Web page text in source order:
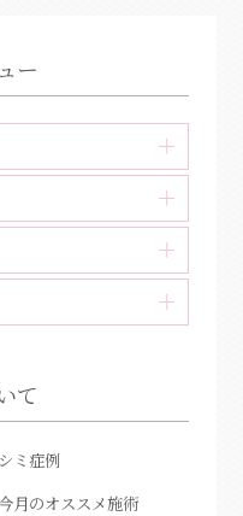
ー
て
シミ症例
今月のオススメ施術